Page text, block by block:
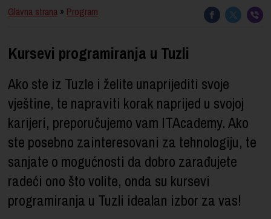
Glavna strana » Program
Kursevi programiranja u Tuzli
Ako ste iz Tuzle i želite unaprijediti svoje
vještine, te napraviti korak naprijed u svojoj
karijeri, preporučujemo vam ITAcademy. Ako
ste posebno zainteresovani za tehnologiju, te
sanjate o mogućnosti da dobro zarađujete
radeći ono što volite, onda su kursevi
programiranja u Tuzli idealan izbor za vas!